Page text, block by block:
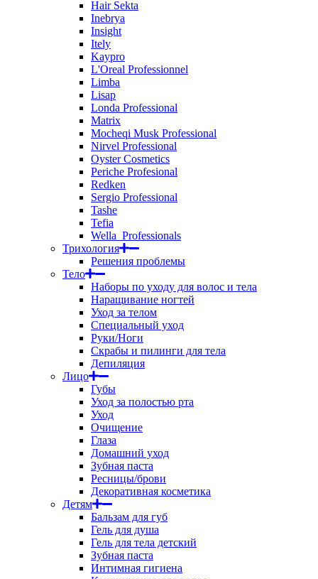
Hair Sekta
Inebrya
Insight
Itely
Kaypro
L'Oreal Professionnel
Limba
Lisap
Londa Professional
Matrix
Mocheqi Musk Professional
Nirvel Professional
Oyster Cosmetics
Periche Profesional
Redken
Sergio Professional
Tashe
Tefia
Wella_Professionals
Трихология
Решения проблемы
Тело
Наборы по уходу для волос и тела
Наращивание ногтей
Уход за телом
Специальный уход
Руки/Ноги
Скрабы и пилинги для тела
Депиляция
Лицо
Губы
Уход за полостью рта
Уход
Очищение
Глаза
Домашний уход
Зубная паста
Ресницы/брови
Декоративная косметика
Детям
Бальзам для губ
Гель для душа
Гель для тела детский
Зубная паста
Интимная гигиена